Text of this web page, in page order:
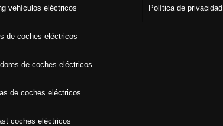
vehículos eléctricos
de coches eléctricos
de coches eléctricos
de coches eléctricos
coches eléctricos
Política de privacidad